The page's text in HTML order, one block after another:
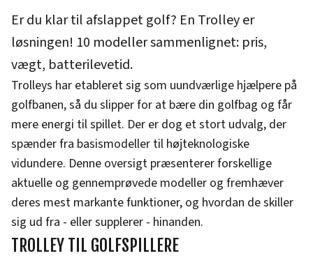
Er du klar til afslappet golf? En Trolley er
løsningen! 10 modeller sammenlignet: pris,
vægt, batterilevetid.
Trolleys har etableret sig som uundværlige hjælpere på
golfbanen, så du slipper for at bære din golfbag og får
mere energi til spillet. Der er dog et stort udvalg, der
spænder fra basismodeller til højteknologiske
vidundere. Denne oversigt præsenterer forskellige
aktuelle og gennemprøvede modeller og fremhæver
deres mest markante funktioner, og hvordan de skiller
sig ud fra - eller supplerer - hinanden.
TROLLEY TIL GOLFSPILLERE